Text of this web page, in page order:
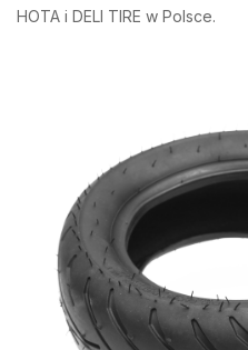
HOTA i DELI TIRE w Polsce.